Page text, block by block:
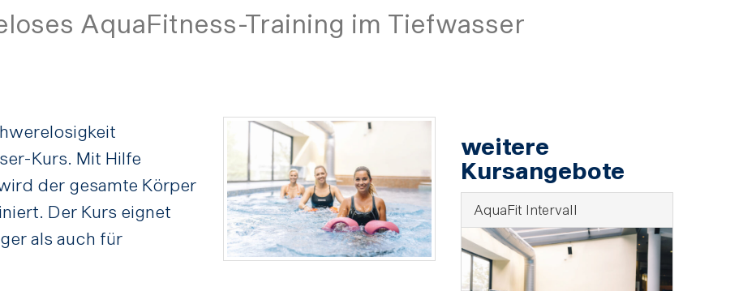
AquaFitness-Training im Tiefwasser
Kurs. Mit Hilfe
der gesamte Körper
Der Kurs eignet
als auch für
weitere
Kursangebote
AquaFit Intervall